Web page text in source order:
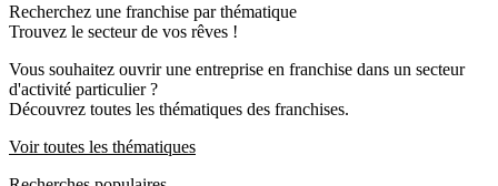
Recherchez une franchise par thématique
Trouvez le secteur de vos rêves !
Vous souhaitez ouvrir une entreprise en franchise dans un secteur
d'activité particulier ?
Découvrez toutes les thématiques des franchises.
Voir toutes les thématiques